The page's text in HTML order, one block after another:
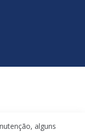
alguns